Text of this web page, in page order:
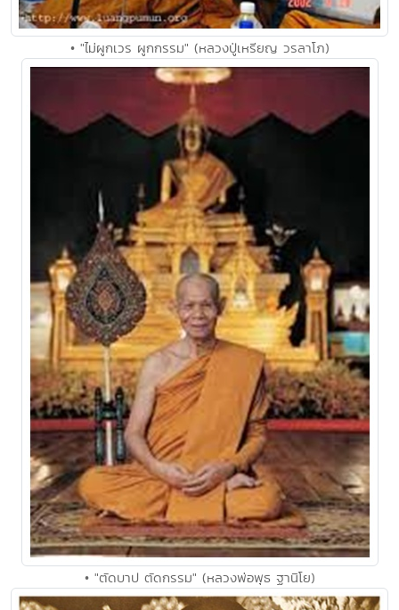
• "ไม่ผูกเวร ผูกกรรม" (หลวงปู่เหรียญ วรลาโภ)
• "ตัดบาป ตัดกรรม" (หลวงพ่อพุธ ฐานิโย)